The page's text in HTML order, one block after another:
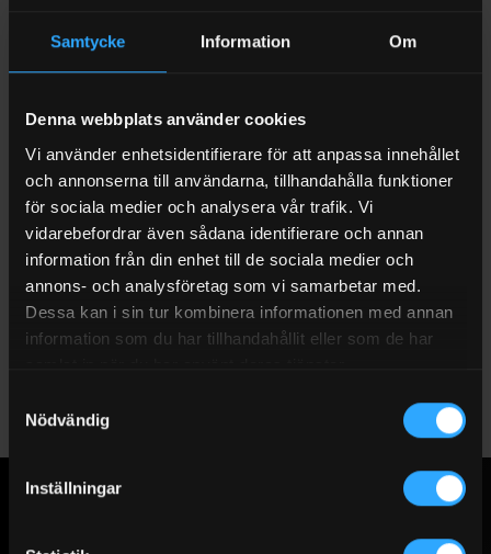
Samtycke Information Om
Denna webbplats använder cookies
Vi använder enhetsidentifierare för att anpassa innehållet
och annonserna till användarna, tillhandahålla funktioner
för sociala medier och analysera vår trafik. Vi
vidarebefordrar även sådana identifierare och annan
information från din enhet till de sociala medier och
annons- och analysföretag som vi samarbetar med.
Dessa kan i sin tur kombinera informationen med annan
information som du har tillhandahållit eller som de har
Nödvändig
Inställningar
effektivt och leverera ren AdBlue till ditt fordon. Filtret
installeras enkelt på pumpar som överför AdBlue från fat eller
partiklar och föroreningar som annars kan skada fordonets
SCR-system. Det säkerställer optimal prestanda och minskar
risken för kostsamma reparationer.
Våra filter passar de flesta pumpar och håller AdBlue-
påfyllningar rena. Detta är särskilt viktigt i både kommersiella
och industriella miljöer. Ren AdBlue förlänger fordonens
livslängd och hjälper dig att uppfylla miljökrav.